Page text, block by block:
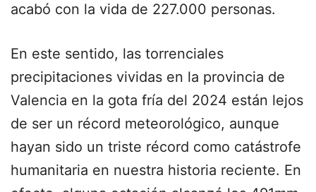
acabó con la vida de 227.000 personas.
En este sentido, las torrenciales
precipitaciones vividas en la provincia de
Valencia en la gota fría del 2024 están lejos
de ser un récord meteorológico, aunque
hayan sido un triste récord como catástrofe
humanitaria en nuestra historia reciente. En